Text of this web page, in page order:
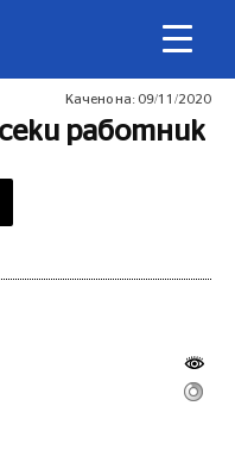
Качено на:09/11/2020
работник